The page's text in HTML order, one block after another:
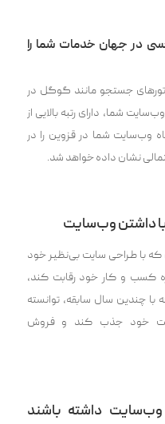
در جهان خدمات شما را
جستجو مانند گوگل در
شما، دارای رتبه بالایی از
وب‌سایت شما در قزوین را در
نشان داده خواهد شد.
داشتن وب‌سایت
با طراحی سایت بی‌نظیر خود
کسب و کار خود رقابت کند،
چندین سال سابقه، توانسته
خود جذب کند و فروش
داشته باشند